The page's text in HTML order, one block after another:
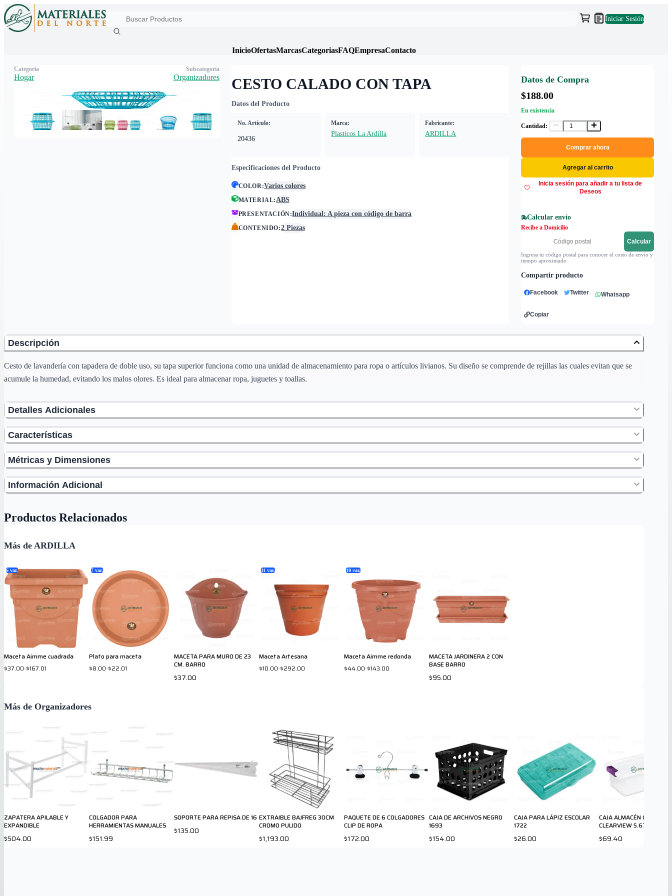
Iniciar Sesión
InicioOfertasMarcasCategoriasFAQEmpresaContacto
CESTO CALADO CON TAPA
Datos del Producto
No. Artículo:
20436
Marca:
Plasticos La Ardilla
Fabricante:
ARDILLA
Especificaciones del Producto
COLOR:Varios colores
MATERIAL:ABS
PRESENTACIÓN:Individual: A pieza con código de barra
CONTENIDO:2 Piezas
Datos de Compra
$188.00
En existencia
Cantidad:
Comprar ahora
Agregar al carrito
Inicia sesión para añadir a tu lista de
Deseos
Calcular envío
Recibe a Domicilio
Calcular
Ingresa tu código postal para conocer el costo de envío y
tiempo aproximado
Compartir producto
Facebook Twitter Whatsapp
Copiar
Categoría
Hogar
Subcategoría
Organizadores
Descripción
Cesto de lavandería con tapadera de doble uso, su tapa superior funciona como una unidad de almacenamiento para ropa o artículos livianos. Su diseño se comprende de rejillas las cuales evitan que se
acumule la humedad, evitando los malos olores. Es ideal para almacenar ropa, juguetes y toallas.
Detalles Adicionales
Características
Métricas y Dimensiones
Información Adicional
Productos Relacionados
Más de ARDILLA
6 var.
Maceta Aimme cuadrada
$37.00-$167.01
7 var.
Plato para maceta
$8.00-$22.01
MACETA PARA MURO DE 23
CM. BARRO
$37.00
11 var.
Maceta Artesana
$10.00-$292.00
10 var.
Maceta Aimme redonda
$44.00-$143.00
MACETA JARDINERA 2 CON
BASE BARRO
$95.00
Más de Organizadores
ZAPATERA APILABLE Y
EXPANDIBLE
$504.00
COLGADOR PARA
HERRAMIENTAS MANUALES
$151.99
SOPORTE PARA REPISA DE 16
$135.00
EXTRAIBLE BAJFREG 30CM
CROMO PULIDO
$1,193.00
PAQUETE DE 6 COLGADORES
CLIP DE ROPA
$172.00
CAJA DE ARCHIVOS NEGRO
1693
$154.00
CAJA PARA LÁPIZ ESCOLAR
1722
$26.00
CAJA ALMACÉN CON
CLEARVIEW 5.67 l
$69.40